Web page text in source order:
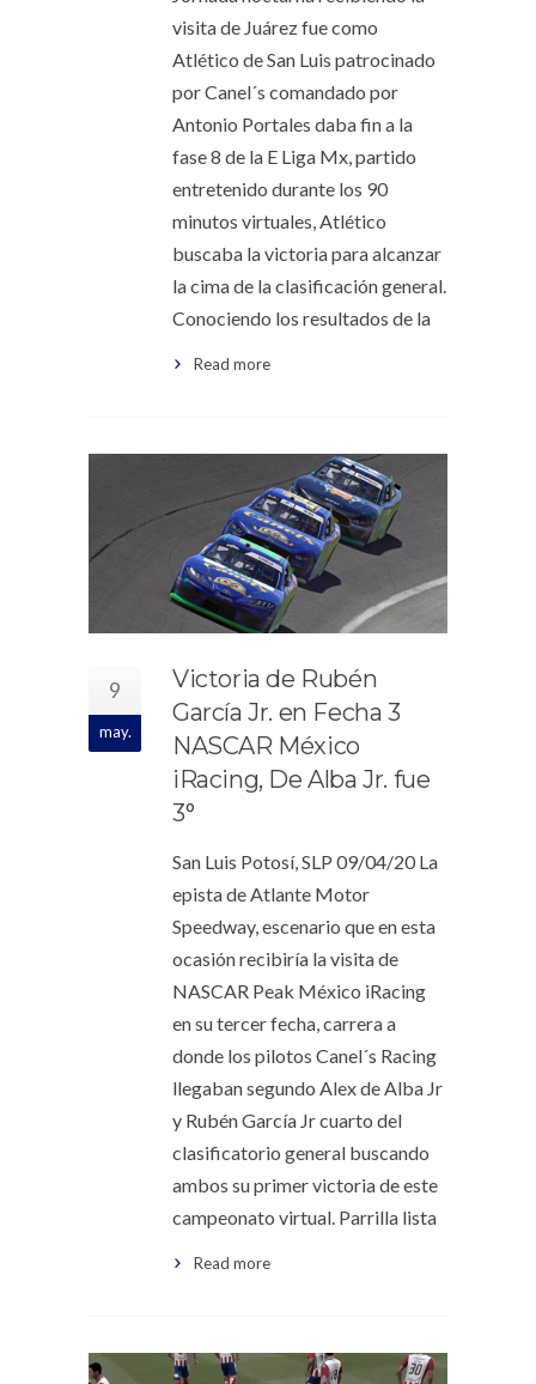
visita de Juárez fue como
Atlético de San Luis patrocinado
por Canel´s comandado por
Antonio Portales daba fin a la
fase 8 de la E Liga Mx, partido
entretenido durante los 90
minutos virtuales, Atlético
buscaba la victoria para alcanzar
la cima de la clasificación general.
Conociendo los resultados de la
Read more
9
may.
Victoria de Rubén
García Jr. en Fecha 3
NASCAR México
iRacing, De Alba Jr. fue
3°
San Luis Potosí, SLP 09/04/20 La
epista de Atlante Motor
Speedway, escenario que en esta
ocasión recibiría la visita de
NASCAR Peak México iRacing
en su tercer fecha, carrera a
donde los pilotos Canel´s Racing
llegaban segundo Alex de Alba Jr
y Rubén García Jr cuarto del
clasificatorio general buscando
ambos su primer victoria de este
campeonato virtual. Parrilla lista
Read more